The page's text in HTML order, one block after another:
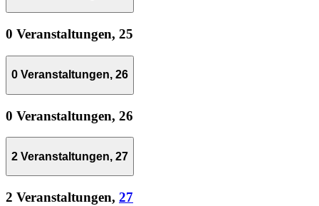
0 Veranstaltungen, 25
0 Veranstaltungen, 26
0 Veranstaltungen, 26
2 Veranstaltungen, 27
2 Veranstaltungen, 27